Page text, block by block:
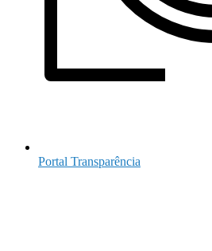
Portal Transparência